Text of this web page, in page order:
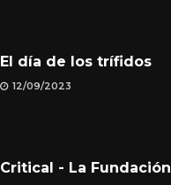
El día de los trífidos
12/09/2023
Critical - La Fundación